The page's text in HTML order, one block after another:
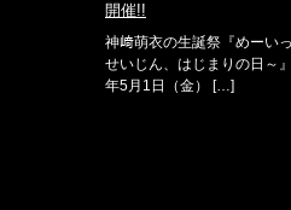
開催!!
神﨑萌衣の生誕祭『めーい
せいじん、はじまりの日～
年5月1日（金） […]